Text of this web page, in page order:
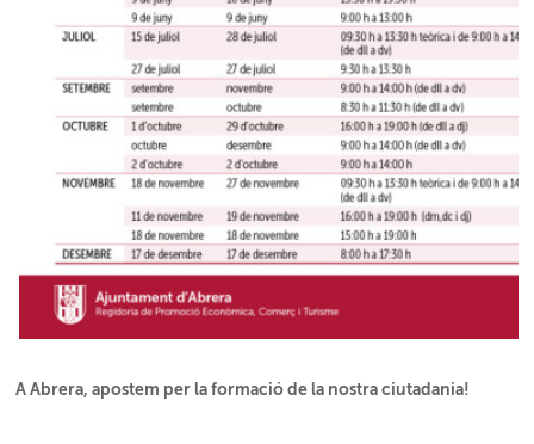
A Abrera, apostem per la formació de la nostra ciutadania!